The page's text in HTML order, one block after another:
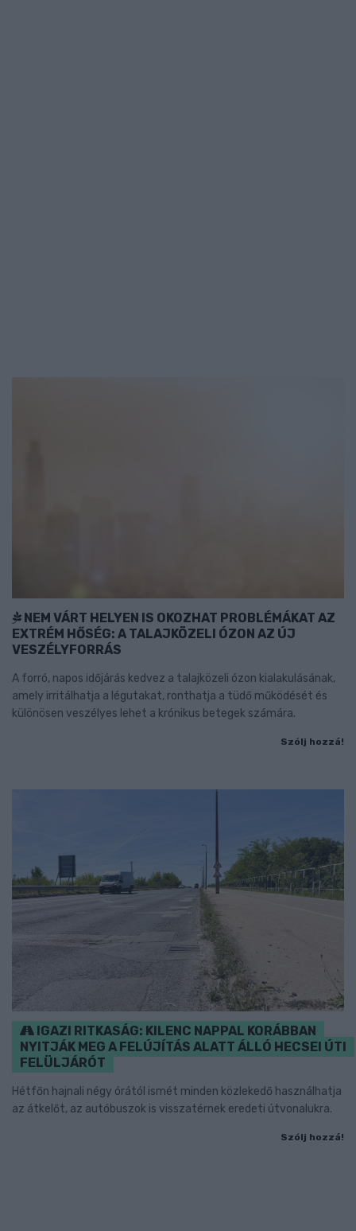
NEM VÁRT HELYEN IS OKOZHAT PROBLÉMÁKAT AZ
EXTRÉM HŐSÉG: A TALAJKÖZELI ÓZON AZ ÚJ
VESZÉLYFORRÁS
A forró, napos időjárás kedvez a talajközeli ózon kialakulásának,
amely irritálhatja a légutakat, ronthatja a tüdő működését és
különösen veszélyes lehet a krónikus betegek számára.
Szólj hozzá!
IGAZI RITKASÁG: KILENC NAPPAL KORÁBBAN
NYITJÁK MEG A FELÚJÍTÁS ALATT ÁLLÓ HECSEI ÚTI
FELÜLJÁRÓT
Hétfőn hajnali négy órától ismét minden közlekedő használhatja
az átkelőt, az autóbuszok is visszatérnek eredeti útvonalukra.
Szólj hozzá!